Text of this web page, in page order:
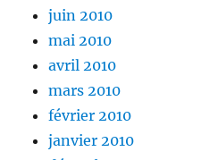
juin 2010
mai 2010
avril 2010
mars 2010
février 2010
janvier 2010